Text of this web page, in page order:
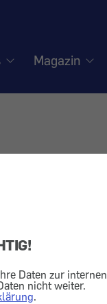
Daten zur internen
nicht weiter.
.
Magazin